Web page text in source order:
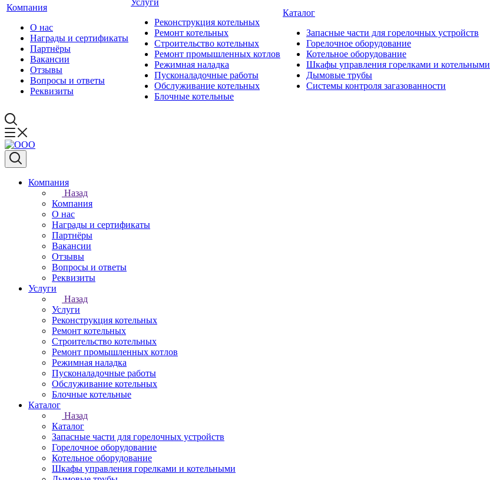
Компания
О нас
Награды и сертификаты
Партнёры
Вакансии
Отзывы
Вопросы и ответы
Реквизиты
Услуги
Реконструкция котельных
Ремонт котельных
Строительство котельных
Ремонт промышленных котлов
Режимная наладка
Пусконаладочные работы
Обслуживание котельных
Блочные котельные
Каталог
Запасные части для горелочных устройств
Горелочное оборудование
Котельное оборудование
Шкафы управления горелками и котельными
Дымовые трубы
Системы контроля загазованности
Компания
Назад
Компания
О нас
Награды и сертификаты
Партнёры
Вакансии
Отзывы
Вопросы и ответы
Реквизиты
Услуги
Назад
Услуги
Реконструкция котельных
Ремонт котельных
Строительство котельных
Ремонт промышленных котлов
Режимная наладка
Пусконаладочные работы
Обслуживание котельных
Блочные котельные
Каталог
Назад
Каталог
Запасные части для горелочных устройств
Горелочное оборудование
Котельное оборудование
Шкафы управления горелками и котельными